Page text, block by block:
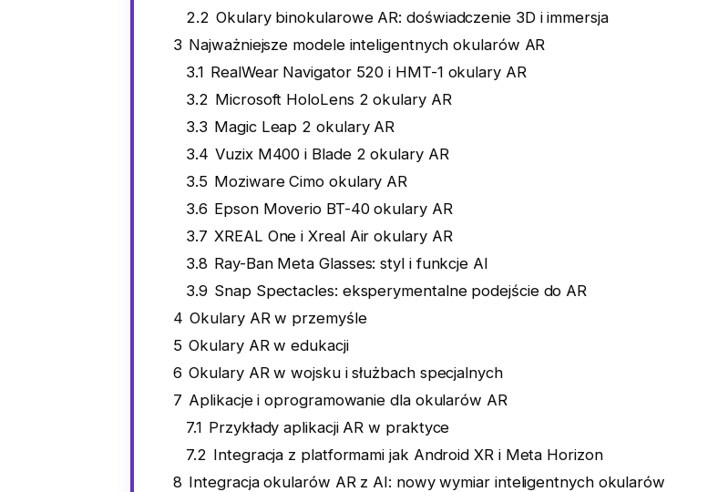
2.2 Okulary binokularowe AR: doświadczenie 3D i immersja
3 Najważniejsze modele inteligentnych okularów AR
3.1 RealWear Navigator 520 i HMT-1 okulary AR
3.2 Microsoft HoloLens 2 okulary AR
3.3 Magic Leap 2 okulary AR
3.4 Vuzix M400 i Blade 2 okulary AR
3.5 Moziware Cimo okulary AR
3.6 Epson Moverio BT-40 okulary AR
3.7 XREAL One i Xreal Air okulary AR
3.8 Ray-Ban Meta Glasses: styl i funkcje AI
3.9 Snap Spectacles: eksperymentalne podejście do AR
4 Okulary AR w przemyśle
5 Okulary AR w edukacji
6 Okulary AR w wojsku i służbach specjalnych
7 Aplikacje i oprogramowanie dla okularów AR
7.1 Przykłady aplikacji AR w praktyce
7.2 Integracja z platformami jak Android XR i Meta Horizon
8 Integracja okularów AR z AI: nowy wymiar inteligentnych okularów